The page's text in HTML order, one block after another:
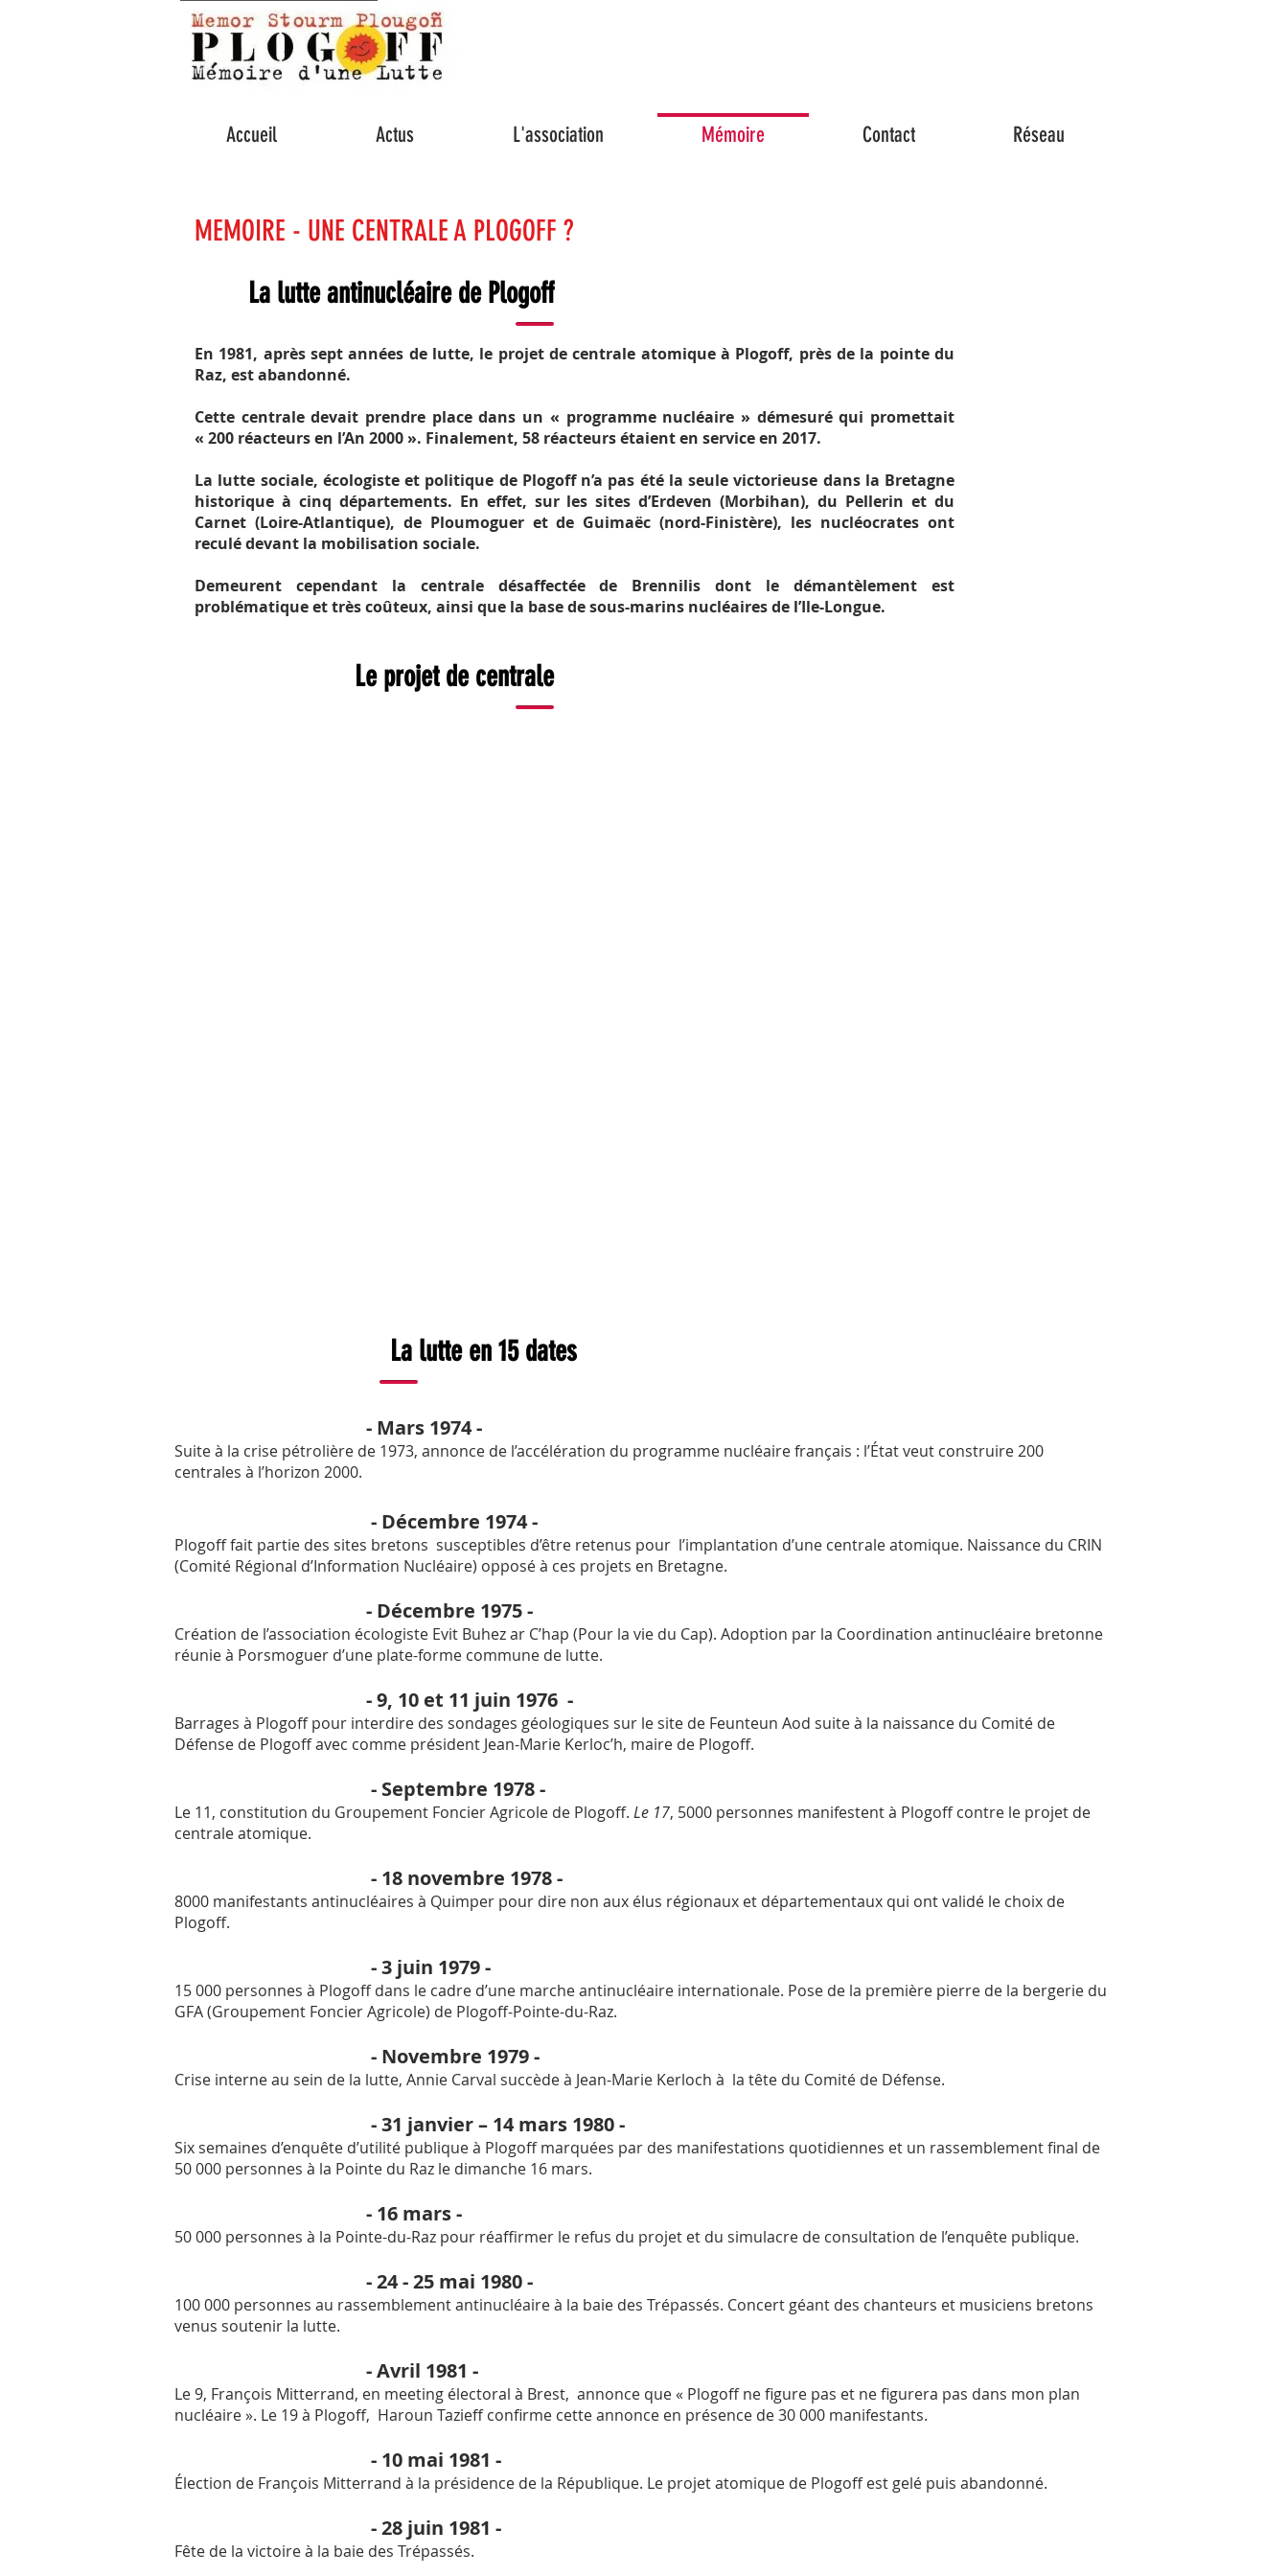
Plogoff mémoire d'une lutte
Accueil Actus L'association Mémoire Contact Réseau
La lutte antinucléaire de Plogoff
MEMOIRE - UNE CENTRALE A PLOGOFF ?
Mémoire de la
lutte
antinucléaire
centrale à
En 1981, après sept années de lutte, le projet de centrale atomique à Plogoff, près de la pointe du
Raz, est abandonné.
Cette centrale devait prendre place dans un « programme nucléaire » démesuré qui promettait
« 200 réacteurs en l’An 2000 ». Finalement, 58 réacteurs étaient en service en 2017.
La lutte sociale, écologiste et politique de Plogoff n’a pas été la seule victorieuse dans la Bretagne
historique à cinq départements. En effet, sur les sites d’Erdeven (Morbihan), du Pellerin et du
Carnet (Loire-Atlantique), de Ploumoguer et de Guimaëc (nord-Finistère), les nucléocrates ont
reculé devant la mobilisation sociale.
Demeurent cependant la centrale désaffectée de Brennilis dont le démantèlement est
problématique et très coûteux, ainsi que la base de sous-marins nucléaires de l’Ile-Longue.
Le projet de centrale
La lutte en 15 dates
- Mars 1974 -
Suite à la crise pétrolière de 1973, annonce de l’accélération du programme nucléaire français : l’État veut construire 200
centrales à l’horizon 2000.
- Décembre 1974 -
Plogoff fait partie des sites bretons susceptibles d’être retenus pour l’implantation d’une centrale atomique. Naissance du CRIN
(Comité Régional d’Information Nucléaire) opposé à ces projets en Bretagne.
- Décembre 1975 -
Création de l’association écologiste Evit Buhez ar C’hap (Pour la vie du Cap). Adoption par la Coordination antinucléaire bretonne
réunie à Porsmoguer d’une plate-forme commune de lutte.
- 9, 10 et 11 juin 1976 -
Barrages à Plogoff pour interdire des sondages géologiques sur le site de Feunteun Aod suite à la naissance du Comité de
Défense de Plogoff avec comme président Jean-Marie Kerloc’h, maire de Plogoff.
- Septembre 1978 -
Le 11, constitution du Groupement Foncier Agricole de Plogoff. Le 17, 5000 personnes manifestent à Plogoff contre le projet de
centrale atomique.
- 18 novembre 1978 -
8000 manifestants antinucléaires à Quimper pour dire non aux élus régionaux et départementaux qui ont validé le choix de
Plogoff.
- 3 juin 1979 -
15 000 personnes à Plogoff dans le cadre d’une marche antinucléaire internationale. Pose de la première pierre de la bergerie du
GFA (Groupement Foncier Agricole) de Plogoff-Pointe-du-Raz.
- Novembre 1979 -
Crise interne au sein de la lutte, Annie Carval succède à Jean-Marie Kerloch à la tête du Comité de Défense.
- 31 janvier – 14 mars 1980 -
Six semaines d’enquête d’utilité publique à Plogoff marquées par des manifestations quotidiennes et un rassemblement final de
50 000 personnes à la Pointe du Raz le dimanche 16 mars.
- 16 mars -
50 000 personnes à la Pointe-du-Raz pour réaffirmer le refus du projet et du simulacre de consultation de l’enquête publique.
- 24 - 25 mai 1980 -
100 000 personnes au rassemblement antinucléaire à la baie des Trépassés. Concert géant des chanteurs et musiciens bretons
venus soutenir la lutte.
- Avril 1981 -
Le 9, François Mitterrand, en meeting électoral à Brest, annonce que « Plogoff ne figure pas et ne figurera pas dans mon plan
nucléaire ». Le 19 à Plogoff, Haroun Tazieff confirme cette annonce en présence de 30 000 manifestants.
- 10 mai 1981 -
Élection de François Mitterrand à la présidence de la République. Le projet atomique de Plogoff est gelé puis abandonné.
- 28 juin 1981 -
Fête de la victoire à la baie des Trépassés.